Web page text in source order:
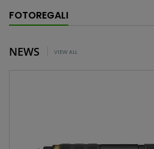
FOTOREGALI
NEWS VIEW ALL